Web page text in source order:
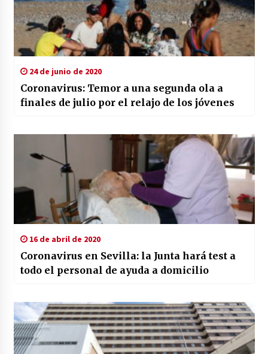
24 de junio de 2020
Coronavirus: Temor a una segunda ola a
finales de julio por el relajo de los jóvenes
16 de abril de 2020
Coronavirus en Sevilla: la Junta hará test a
todo el personal de ayuda a domicilio